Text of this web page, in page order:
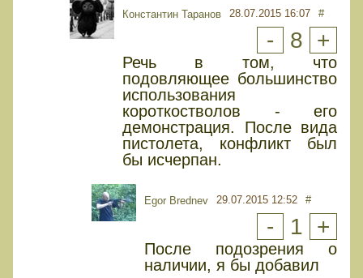
Константин Таранов 28.07.2015 16:07 #
- 8 +
Речь в том, что
подовляющее большинство
использования
короткостволов - его
демонстрация. После вида
пистолета, конфликт был
бы исчерпан.
Egor Brednev 29.07.2015 12:52 #
- 1 +
После подозрения о
наличии, я бы добавил